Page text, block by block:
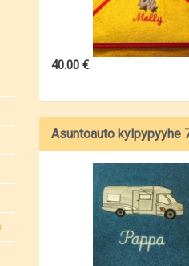
40.00 €
Asuntoauto kylpypyyhe